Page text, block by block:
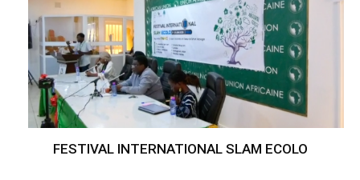
FESTIVAL INTERNATIONAL SLAM ECOLO